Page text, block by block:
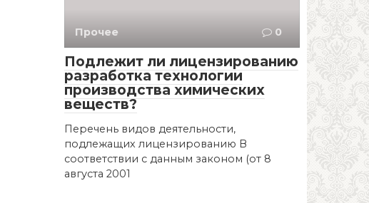
Прочее 0
Подлежит ли лицензированию
разработка технологии
производства химических
веществ?
Перечень видов деятельности,
подлежащих лицензированию В
соответствии с данным законом (от 8
августа 2001